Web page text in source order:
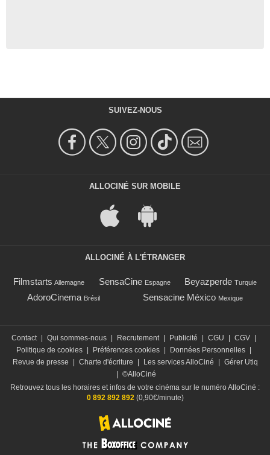
SUIVEZ-NOUS
ALLOCINÉ SUR MOBILE
ALLOCINÉ À L'ÉTRANGER
Filmstarts Allemagne SensaCine Espagne Beyazperde Turquie
AdoroCinema Brésil Sensacine México Mexique
Contact Qui sommes-nous Recrutement Publicité CGU CGV
Politique de cookies
Préférences cookies Données Personnelles
Revue de presse
Charte d'écriture Les services AlloCiné
Gérer Utiq
©AlloCiné
Retrouvez tous les horaires et infos de votre cinéma sur le numéro AlloCiné :
0 892 892 892(0,90€/minute)